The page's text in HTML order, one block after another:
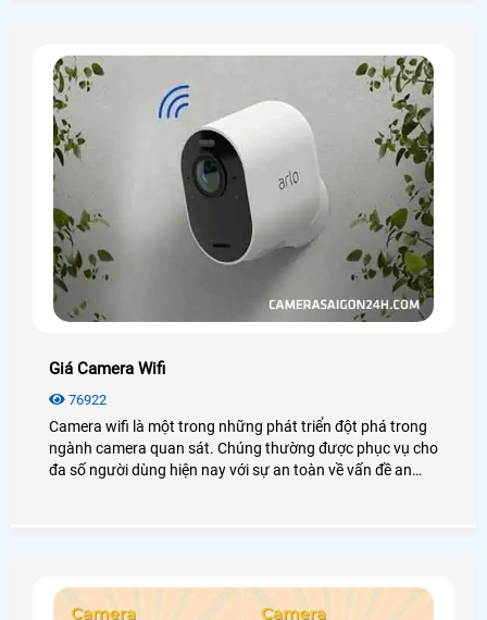
Giá Camera Wifi
76922
Camera wifi là một trong những phát triển đột phá trong
ngành camera quan sát. Chúng thường được phục vụ cho
đa số người dùng hiện nay với sự an toàn về vấn đề an